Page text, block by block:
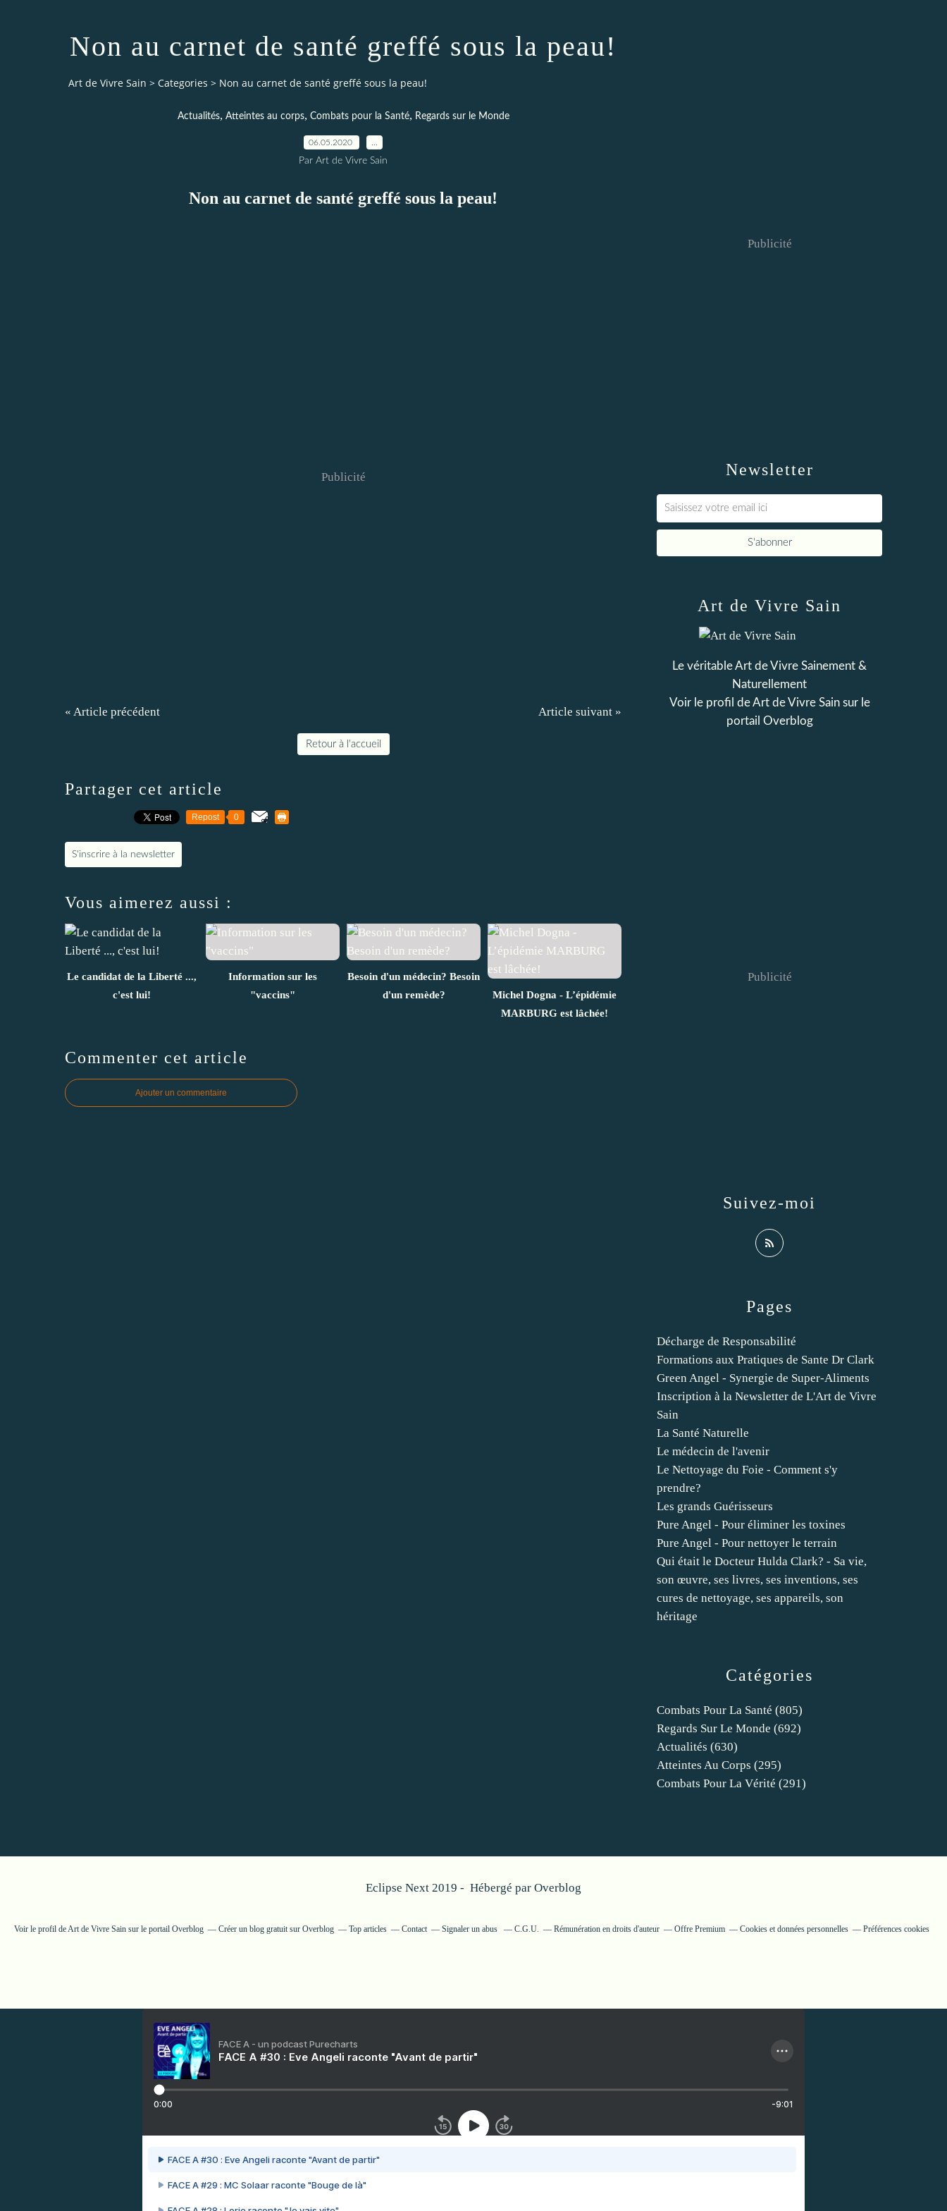
Non au carnet de santé greffé sous la peau!
Art de Vivre Sain > Categories > Non au carnet de santé greffé sous la peau!
Actualités, Atteintes au corps, Combats pour la Santé, Regards sur le Monde
06.05.2020
Par Art de Vivre Sain
Non au carnet de santé greffé sous la peau!
Publicité
« Article précédent Article suivant »
Retour à l'accueil
Partager cet article
Repost 0
S'inscrire à la newsletter
Vous aimerez aussi :
Le candidat de la Liberté ...,
c'est lui!
Information sur les
"vaccins"
Besoin d'un médecin? Besoin
d'un remède?
Michel Dogna - L’épidémie
MARBURG est lâchée!
Commenter cet article
Ajouter un commentaire
Newsletter
Publicité
Catégories
Combats Pour La Santé (805)
Regards Sur Le Monde (692)
Actualités (630)
Atteintes Au Corps (295)
Combats Pour La Vérité (291)
Pages
Décharge de Responsabilité
Formations aux Pratiques de Sante Dr Clark
Green Angel - Synergie de Super-Aliments
Inscription à la Newsletter de L'Art de Vivre
Sain
La Santé Naturelle
Le médecin de l'avenir
Le Nettoyage du Foie - Comment s'y
prendre?
Les grands Guérisseurs
Pure Angel - Pour éliminer les toxines
Pure Angel - Pour nettoyer le terrain
Qui était le Docteur Hulda Clark? - Sa vie,
son œuvre, ses livres, ses inventions, ses
cures de nettoyage, ses appareils, son
héritage
Art de Vivre Sain
Le véritable Art de Vivre Sainement &
Naturellement
Voir le profil deArt de Vivre Sainsur le
portail Overblog
Suivez-moi
Publicité
Eclipse Next 2019 - Hébergé par Overblog
Voir le profil deArt de Vivre Sainsur le portail Overblog Créer un blog gratuit sur Overblog Top articles Contact Signaler un abus C.G.U. Rémunération en droits d'auteur Offre Premium Cookies et données personnelles Préférences cookies
FACE A - un podcast Purecharts
FACE A #30 : Eve Angeli raconte "Avant de partir"
0:00 -9:01
FACE A #30 : Eve Angeli raconte "Avant de partir"
FACE A #29 : MC Solaar raconte "Bouge de là"